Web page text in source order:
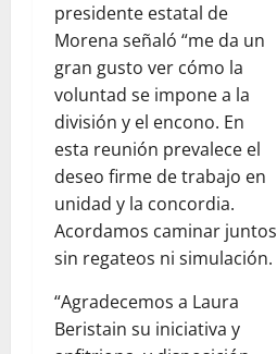
presidente estatal de
Morena señaló “me da un
gran gusto ver cómo la
voluntad se impone a la
división y el encono. En
esta reunión prevalece el
deseo firme de trabajo en
unidad y la concordia.
Acordamos caminar juntos
sin regateos ni simulación.
“Agradecemos a Laura
Beristain su iniciativa y